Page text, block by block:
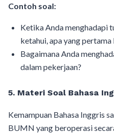
Contoh soal:
Ketika Anda menghadapi
ketahui, apa yang
Bagaimana Anda
dalam pekerjaan?
5. Materi Soal Bahasa
Kemampuan Bahasa Inggris
BUMN yang beroperasi